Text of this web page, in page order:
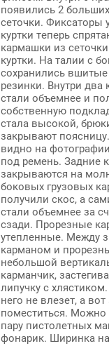
появились 2
сеточки. Фиксаторы
куртки теперь
кармашки из
куртки. На талии с
сохранились вшитые
резинки. Внутри два
стали объемнее и
собственную
стала высокой,
закрывают
видно на
под ремень. Задние
закрываются на
боковых грузовых
получили скос, а
стали объемнее за
сзади. Прорезные
утепленные. Между
карманом и
небольшой
карманчик,
липучку с
него не влезет, а
поместиться. Можно
пару пистолетных
фонарик. Ширинка